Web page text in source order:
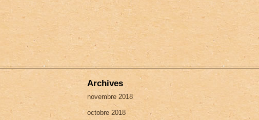
Archives
novembre 2018
octobre 2018